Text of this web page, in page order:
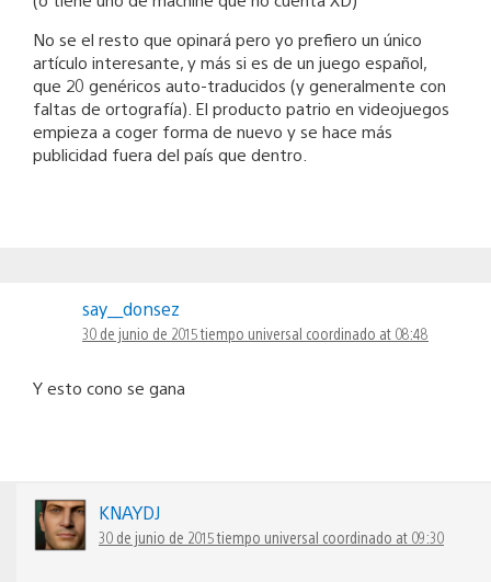
No se el resto que opinará pero yo prefiero un único
artículo interesante, y más si es de un juego español,
que 20 genéricos auto-traducidos (y generalmente con
faltas de ortografía). El producto patrio en videojuegos
empieza a coger forma de nuevo y se hace más
publicidad fuera del país que dentro.
say__donsez
30 de junio de 2015 tiempo universal coordinado at 08:48
Y esto cono se gana
KNAYDJ
30 de junio de 2015 tiempo universal coordinado at 09:30